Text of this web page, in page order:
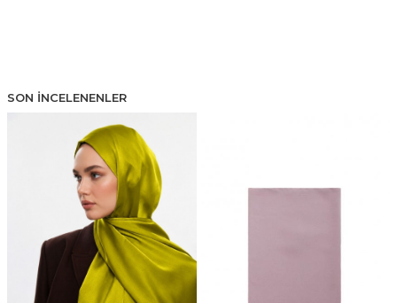
SON İNCELENENLER